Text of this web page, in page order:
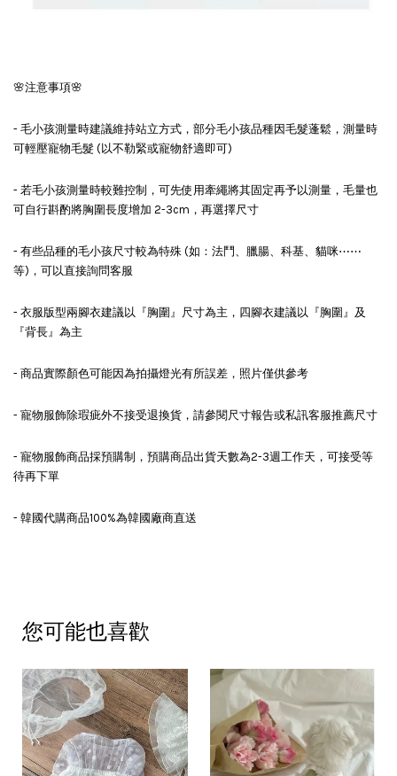
🌸注意事項🌸
- 毛小孩測量時建議維持站立方式，部分毛小孩品種因毛髮蓬鬆，測量時
可輕壓寵物毛髮 (以不勒緊或寵物舒適即可)
- 若毛小孩測量時較難控制，可先使用牽繩將其固定再予以測量，毛量也
可自行斟酌將胸圍長度增加 2-3cm，再選擇尺寸
- 有些品種的毛小孩尺寸較為特殊 (如：法鬥、臘腸、科基、貓咪⋯⋯
等)，可以直接詢問客服
- 衣服版型兩腳衣建議以『胸圍』尺寸為主，四腳衣建議以『胸圍』及
『背長』為主
- 商品實際顏色可能因為拍攝燈光有所誤差，照片僅供參考
- 寵物服飾除瑕疵外不接受退換貨，請參閱尺寸報告或私訊客服推薦尺寸
- 寵物服飾商品採預購制，預購商品出貨天數為2-3週工作天，可接受等
待再下單
- 韓國代購商品100%為韓國廠商直送
您可能也喜歡